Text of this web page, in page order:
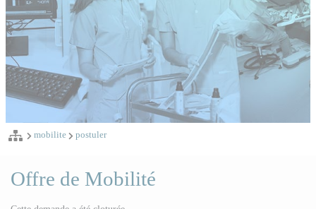
mobilite postuler
Offre de Mobilité